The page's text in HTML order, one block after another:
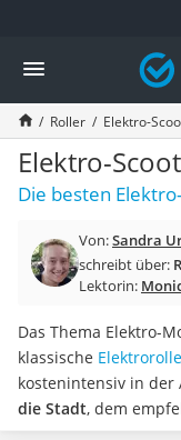
Die beliebtesten
Freizeit & Sport
Gartentrampolin
Trampolin
Metalldetektor
Eufab-Fahrradträger
Trampolin 366 cm
Aluminium-Koffer
Futterboot
E-Bike-Dreirad
Trekkingschuhe Herren
Reisetasche mit Rollen
Klimmzugstation
Koffer
Roller Elektro-
Elektro-
Die besten
Von:Sandra
schreibt über:
Lektorin:
Das Thema Elektro-
klassische
kostenintensiv in
die Stadt, dem
Elektro-Scooter.